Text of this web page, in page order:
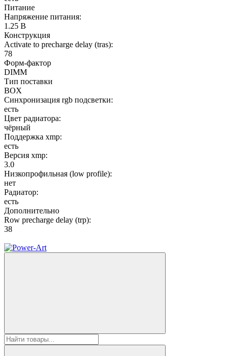
Питание
Напряжение питания:
1.25 В
Конструкция
Activate to precharge delay (tras):
78
Форм-фактор
DIMM
Тип поставки
BOX
Синхронизация rgb подсветки:
есть
Цвет радиатора:
чёрный
Поддержка xmp:
есть
Версия xmp:
3.0
Низкопрофильная (low profile):
нет
Радиатор:
есть
Дополнительно
Row precharge delay (trp):
38